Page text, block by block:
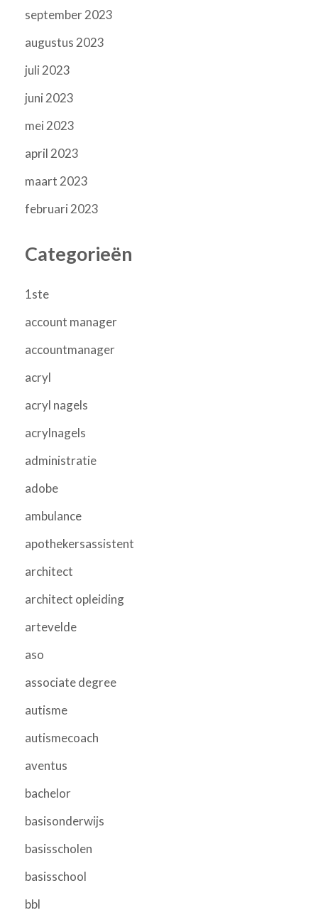
september 2023
augustus 2023
juli 2023
juni 2023
mei 2023
april 2023
maart 2023
februari 2023
Categorieën
1ste
account manager
accountmanager
acryl
acryl nagels
acrylnagels
administratie
adobe
ambulance
apothekersassistent
architect
architect opleiding
artevelde
aso
associate degree
autisme
autismecoach
aventus
bachelor
basisonderwijs
basisscholen
basisschool
bbl